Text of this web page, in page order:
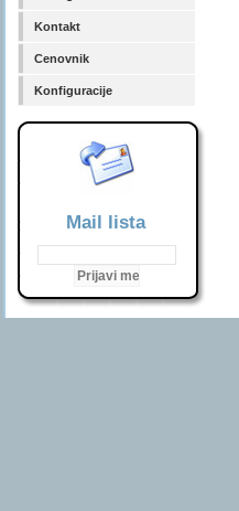
Kontakt
Cenovnik
Konfiguracije
Mail lista